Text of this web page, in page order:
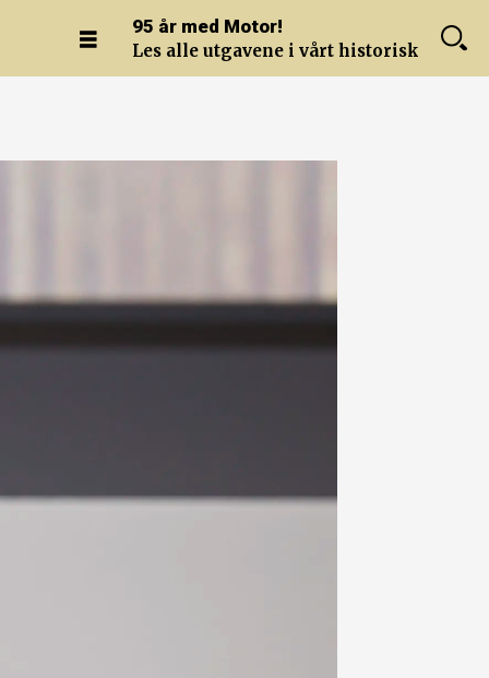
95 år med Motor!
Les alle utgavene i vårt historiske arkiv.